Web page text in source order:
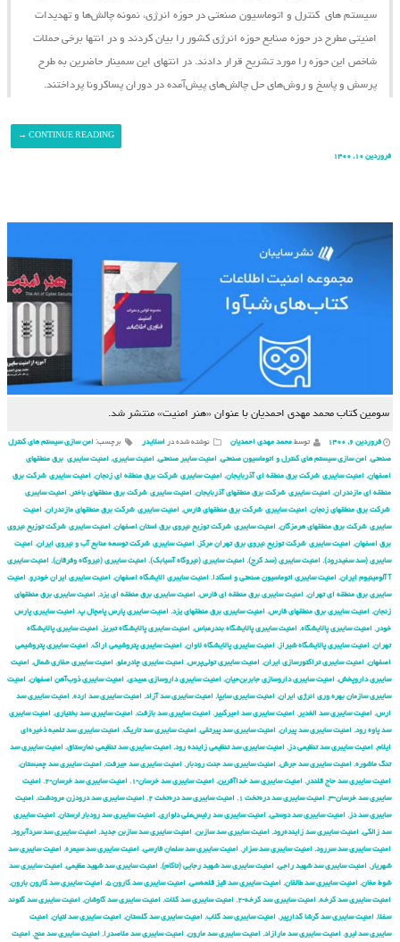
سیستم ‌های کنترل و اتوماسیون صنعتی در حوزه انرژی، نمونه چالش‌ها و تهدیدات
امنیتی مطرح در حوزه صنایع حوزه انرژی کشور را بیان کردند و در انتها برخی حملات
شاخص این حوزه را مورد تشریح قرار دادند. در انتهای این سمینار حاضرین به طرح
پرسش و پاسخ و روش‌های حل چالش‌های پیش‌آمده در دوران پساکرونا پرداختند.
CONTINUE READING
→
فروردین ۱۰, ۱۴۰۰
سومین کتاب محمد مهدی احمدیان با عنوان «هنر امنیت» منتشر شد.
فروردین ۶, ۱۴۰۰ توسط محمد مهدی احمدیان نوشته شده در اسلایدر برچسب: امن سازی سیستم های کنترل
صنعتی, امن سازی سیستم های کنترل و اتوماسیون صنعتی, امنیت سایبر صنعتی, امنیت سایبری, امنیت سایبری برق منطقهای
اصفهان, امنیت سایبری شركت برق منطقه ای آذربایجان, امنیت سایبری شركت برق منطقه ای زنجان, امنیت سایبری شركت برق
منطقه ای مازندران, امنیت سایبری شركت برق منطقهای آذربایجان, امنیت سایبری شركت برق منطقهای باختر , امنیت سایبری
شركت برق منطقهای زنجان, امنیت سایبری شركت برق منطقهای فارس, امنیت سایبری شركت برق منطقهای مازندران, امنیت
سایبری شركت برق منطقهای هرمزگان, امنیت سایبری شركت توزیع نیروی برق استان اصفهان, امنیت سایبری شركت توزیع نیروی
برق اصفهان, امنیت سایبری شركت توزیع نیروی برق تهران مركز , امنیت سایبری شركت توسعه منابع آب و نیروی ایران, امنیت
سایبری (سد سفیدرود), امنیت سایبری (سد کرج), امنیت سایبری (نیروگاه آسیابک), امنیت سایبری (نیروگاه وفرقان), امنیت سایبری
آ آلومینیوم ایران, امنیت سایبری اتوماسیون صنعتی و اسکادا, امنیت سایبری الایشگاه اصفهان, امنیت سایبری ایران خودرو, امنیت
سایبری برق منطقه ای تهران, امنیت سایبری برق منطقه ای فارس, امنیت سایبری برق منطقه ای یزد, امنیت سایبری برق منطقهای
زنجان, امنیت سایبری برق منطقهای فارس, امنیت سایبری برق منطقهای یزد, امنیت سایبری پارس پامچال پ, امنیت سایبری پارس
خودر , امنیت سایبری پالایشگاه, امنیت سایبری پالایشگاه بندرعباس, امنیت سایبری پالایشگاه تبریز , امنیت سایبری پالایشگاه
تهران, امنیت سایبری پالایشگاه شیراز , امنیت سایبری پالایشگاه لاوان, امنیت سایبری پتروشیمی اراک, امنیت سایبری پتروشیمی
اصفهان, امنیت سایبری تراکتورسازی ایران, امنیت سایبری تولی‌پرس, امنیت سایبری چادرملو, امنیت سایبری حفاری شمال, امنیت
سایبری داروپخش, امنیت سایبری داروسازی جابربن‌حیان, امنیت سایبری داروسازی عبیدی, امنیت سایبری ذوب‌آهن اصفهان, امنیت
سایبری سازمان بهره وری انرژی ایران, امنیت سایبری سایپا, امنیت سایبری سد آزاد, امنیت سایبری سد ارده, امنیت سایبری سد
ارس, امنیت سایبری سد الغدیر , امنیت سایبری سد امیرکبیر , امنیت سایبری سد بازفت, امنیت سایبری سد بختیاری, امنیت سایبری
سد پاوه رود, امنیت سایبری سد پیران, امنیت سایبری سد پیرتقی, امنیت سایبری سد تاریک, امنیت سایبری سد تلمبه ذخیره‌ای
ایلام, امنیت سایبری سد تنظیمی دز , امنیت سایبری سد تنظیمی زاینده رود, امنیت سایبری سد تنظیمی نمارستاق, امنیت سایبری سد
تنگ ماشوره, امنیت سایبری سد جرش, امنیت سایبری سد جنت رودبار , امنیت سایبری سد جیرفت, امنیت سایبری سد چمبستان,
امنیت سایبری سد حاج قلندر , امنیت سایبری سد خداآفرین, امنیت سایبری سد خرسان-۱ , امنیت سایبری سد خرسان-۲ , امنیت
سایبری سد خرسان-۳ , امنیت سایبری سد دره‌تخت ۱ , امنیت سایبری سد دره‌تخت ۲ , امنیت سایبری سد درودزن مرودشت, امنیت
سایبری سد دز , امنیت سایبری سد دوستی, امنیت سایبری سد رئیس‌علی دلواری, امنیت سایبری سد رودبار لرستان, امنیت سایبری
سد زالکی, امنیت سایبری سد زاینده‌رود, امنیت سایبری سد سازبن, امنیت سایبری سد سازبن جدید, امنیت سایبری سد سردآبرود,
امنیت سایبری سد سررود, امنیت سایبری سد سزار , امنیت سایبری سد سلمان فارسی, امنیت سایبری سد سیمره, امنیت سایبری سد
شهریار , امنیت سایبری سد شهید راجی, امنیت سایبری سد شهید رجایی (تاکام), امنیت سایبری سد شهید عظیمی, امنیت سایبری سد
شوط مغان, امنیت سایبری سد طالقان, امنیت سایبری سد قیز قلعه‌سی, امنیت سایبری سد کارون ۵ , امنیت سایبری سد کارون بارون,
امنیت سایبری سد کرخه, امنیت سایبری سد کرخه-۲ , امنیت سایبری سد کلات, امنیت سایبری سد گاوشان, امنیت سایبری سد گتوند
سفلا, امنیت سایبری سد گرشا گدارپیر , امنیت سایبری سد گلاب, امنیت سایبری سد گلستان, امنیت سایبری سد لتیان, امنیت
سایبری سد لیرو, امنیت سایبری سد مارازاد, امنیت سایبری سد مارون, امنیت سایبری سد ملاصدرا, امنیت سایبری سد منج, امنیت